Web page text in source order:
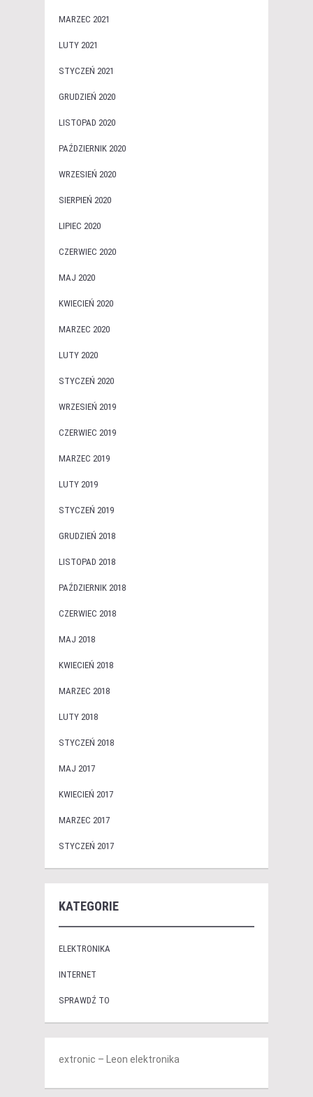
MARZEC 2021
LUTY 2021
STYCZEŃ 2021
GRUDZIEŃ 2020
LISTOPAD 2020
PAŹDZIERNIK 2020
WRZESIEŃ 2020
SIERPIEŃ 2020
LIPIEC 2020
CZERWIEC 2020
MAJ 2020
KWIECIEŃ 2020
MARZEC 2020
LUTY 2020
STYCZEŃ 2020
WRZESIEŃ 2019
CZERWIEC 2019
MARZEC 2019
LUTY 2019
STYCZEŃ 2019
GRUDZIEŃ 2018
LISTOPAD 2018
PAŹDZIERNIK 2018
CZERWIEC 2018
MAJ 2018
KWIECIEŃ 2018
MARZEC 2018
LUTY 2018
STYCZEŃ 2018
MAJ 2017
KWIECIEŃ 2017
MARZEC 2017
STYCZEŃ 2017
KATEGORIE
ELEKTRONIKA
INTERNET
SPRAWDŹ TO
extronic – Leon elektronika